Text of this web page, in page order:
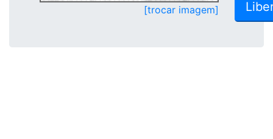
[trocar imagem]